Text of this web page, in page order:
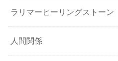
ラリマーヒーリングストーン
人間関係